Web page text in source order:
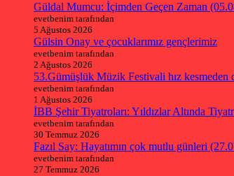
Güldal Mumcu: İçimden Geçen Zaman
evetbenim tarafından
5 Ağustos 2026
Gülsin Onay ve çocuklarımız gençlerimiz
evetbenim tarafından
2 Ağustos 2026
53.Gümüşlük Müzik Festivali hız kesmeden
evetbenim tarafından
1 Ağustos 2026
İBB Şehir Tiyatroları: Yıldızlar Altında
evetbenim tarafından
30 Temmuz 2026
Fazıl Say: Hayatımın çok mutlu günleri
evetbenim tarafından
27 Temmuz 2026